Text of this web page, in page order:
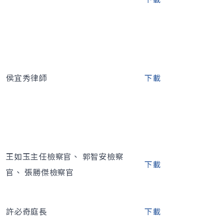
侯宜秀律師 下載
王如玉主任檢察官、 郭智安檢察
官、 張勝傑檢察官
下載
許必奇庭長 下載